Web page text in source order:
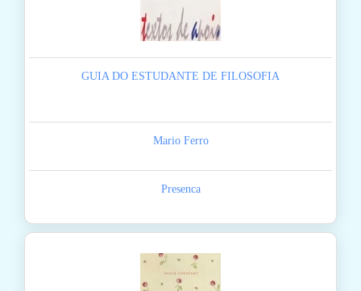
GUIA DO ESTUDANTE DE FILOSOFIA
Mario Ferro
Presenca